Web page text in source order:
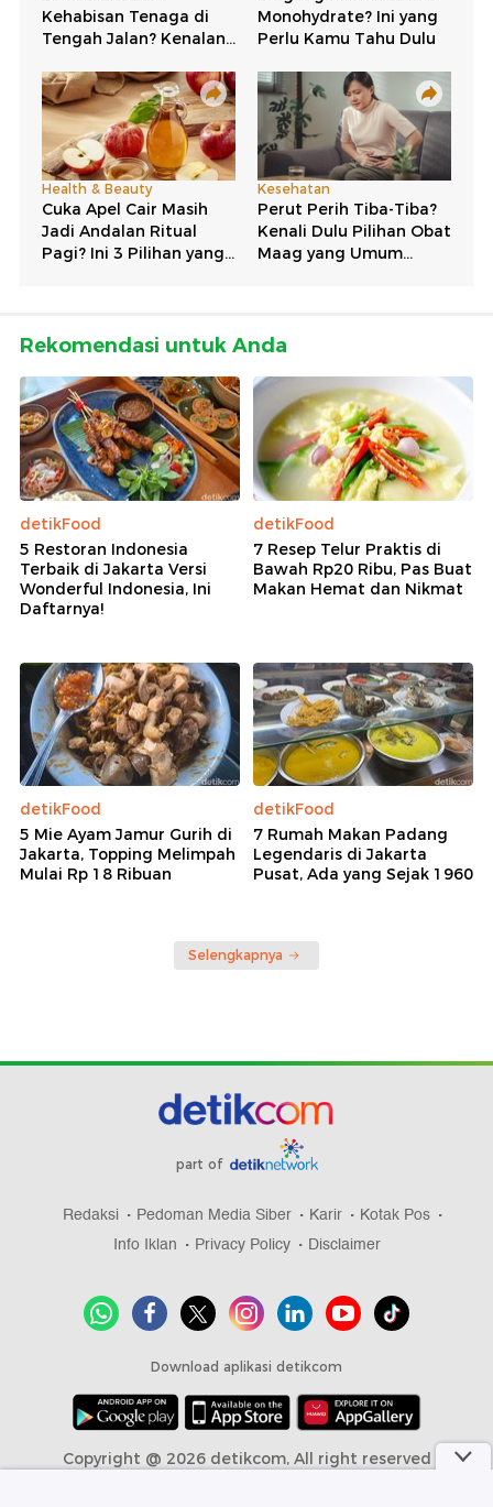
Rekomendasi untuk Anda
detikFood
5 Restoran Indonesia
Terbaik di Jakarta Versi
Wonderful Indonesia, Ini
Daftarnya!
detikFood
7 Resep Telur Praktis di
Bawah Rp20 Ribu, Pas Buat
Makan Hemat dan Nikmat
detikFood
5 Mie Ayam Jamur Gurih di
Jakarta, Topping Melimpah
Mulai Rp 18 Ribuan
detikFood
7 Rumah Makan Padang
Legendaris di Jakarta
Pusat, Ada yang Sejak 1960
Selengkapnya
part of
Redaksi Pedoman Media Siber Karir
Kotak Pos
Info Iklan
Privacy Policy Disclaimer
Download aplikasi detikcom
Copyright @ 2026 detikcom, All right reserved